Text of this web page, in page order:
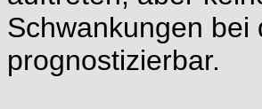
Schwankungen
prognostizierbar.